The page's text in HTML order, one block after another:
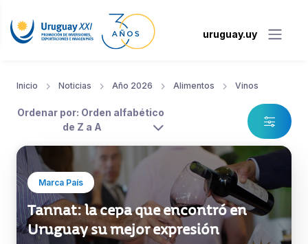
uruguay.uy
Inicio Noticias Año 2026 Alimentos Vinos
Ordenar por: Orden alfabético
de Z a A
Marca País
Tannat: la cepa que encontró en
Uruguay su mejor expresión